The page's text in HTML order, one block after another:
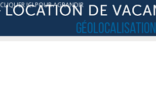
CLIQUER ICI POUR AGRANDIR
Géolocalisation